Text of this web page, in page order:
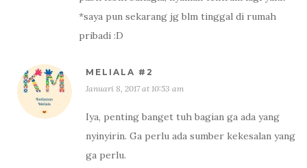
*saya pun sekarang jg blm tinggal di rumah
pribadi :D
MELIALA #2
Januari 8, 2017 at 10:53 am
Iya, penting banget tuh bagian ga ada yang
nyinyirin. Ga perlu ada sumber kekesalan yang
ga perlu.